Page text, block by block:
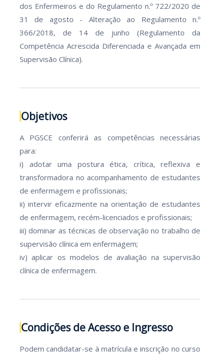
dos Enfermeiros e do Regulamento n.º 722/2020 de
31 de agosto - Alteração ao Regulamento n.º
366/2018, de 14 de junho (Regulamento da
Competência Acrescida Diferenciada e Avançada em
Supervisão Clínica).
Objetivos
A PGSCE conferirá as competências necessárias
para:
i) adotar uma postura ética, crítica, reflexiva e
transformadora no acompanhamento de estudantes
de enfermagem e profissionais;
ii) intervir eficazmente na orientação de estudantes
de enfermagem, recém-licenciados e profissionais;
iii) dominar as técnicas de observação no trabalho de
supervisão clínica em enfermagem;
iv) aplicar os modelos de avaliação na supervisão
clínica de enfermagem.
Condições de Acesso e Ingresso
Podem candidatar-se à matrícula e inscrição no curso